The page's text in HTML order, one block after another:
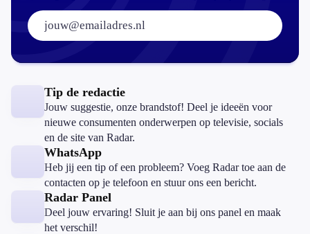
E-mailadres:
Tip de redactie
Jouw suggestie, onze brandstof! Deel je ideeën voor
nieuwe consumenten onderwerpen op televisie, socials
en de site van Radar.
WhatsApp
Heb jij een tip of een probleem? Voeg Radar toe aan de
contacten op je telefoon en stuur ons een bericht.
Radar Panel
Deel jouw ervaring! Sluit je aan bij ons panel en maak
het verschil!